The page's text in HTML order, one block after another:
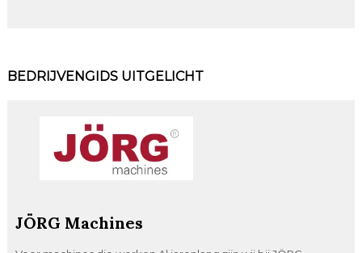
BEDRIJVENGIDS UITGELICHT
JÖRG Machines